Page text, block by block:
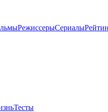
РежиссерыСериалы
Тесты